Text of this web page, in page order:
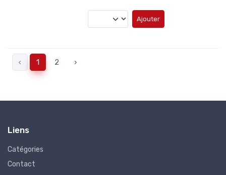
Ajouter
‹ 1 2 ›
Liens
Catégories
Contact